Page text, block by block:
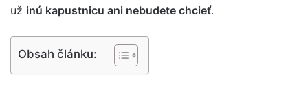
už inú kapustnicu ani nebudete chcieť.
Obsah článku: